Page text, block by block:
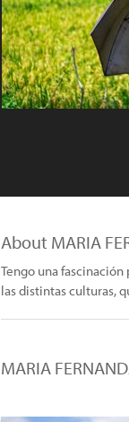
About MARIA
Tengo una
las distintas culturas,
MARIA